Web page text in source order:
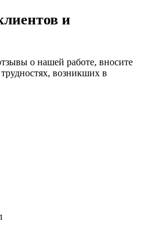
и
о нашей работе, вносите
возникших в